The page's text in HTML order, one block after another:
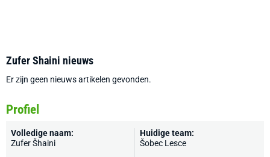
Zufer Shaini nieuws
Er zijn geen nieuws artikelen gevonden.
Profiel
Volledige naam:
Zufer Šhaini
Huidige team:
Šobec Lesce